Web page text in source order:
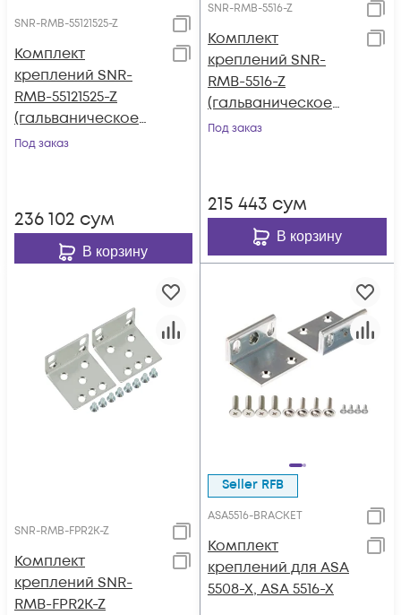
SNR-RMB-55121525-Z
Комплект
креплений SNR-
RMB-55121525-Z
(гальваническое
покрытие) для ASA
Под заказ
236 102 сум
В корзину
SNR-RMB-5516-Z
Комплект
креплений SNR-
RMB-5516-Z
(гальваническое
покрытие) для ASA
Под заказ
215 443 сум
В корзину
SNR-RMB-FPR2K-Z
Комплект
креплений SNR-
RMB-FPR2K-Z
Seller RFB
ASA5516-BRACKET
Комплект
креплений для ASA
5508-X, ASA 5516-X